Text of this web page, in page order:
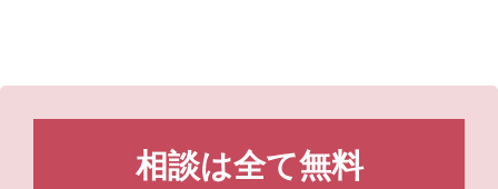
相談は全て無料